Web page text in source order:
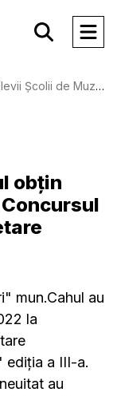
de Muzică "M.Cebotari" mun.Cahul obțin rezultate remarcabile la Concursul Internațional de Interpretare Instrumentală
obțin
mun.Cahul au
la
ediția a III-a.
au